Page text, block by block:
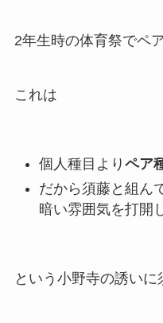
2年生時の体育祭でペ
これは
個人種目よりペア
だから須藤と組ん
暗い雰囲気を打開
という小野寺の誘いに